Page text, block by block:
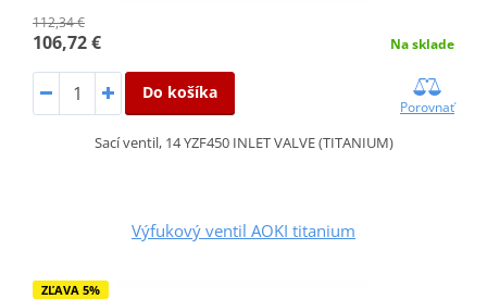
112,34 €
106,72 € Na sklade
Do košíka
Porovnať
Sací ventil, 14 YZF450 INLET VALVE (TITANIUM)
Výfukový ventil AOKI titanium
ZĽAVA 5%